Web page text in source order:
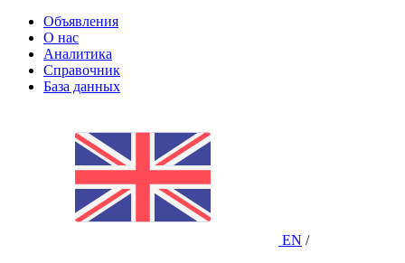
Объявления
О нас
Аналитика
Справочник
База данных
EN /